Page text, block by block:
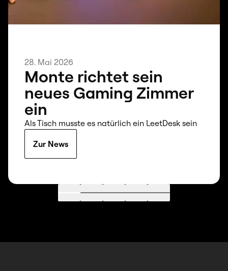
28. Mai 2026
Monte richtet sein
neues Gaming Zimmer
ein
Als Tisch musste es natürlich ein LeetDesk sein
Zur News
Gehe zu 1Gehe zu 2Gehe zu 3Gehe zu 4Gehe zu 5